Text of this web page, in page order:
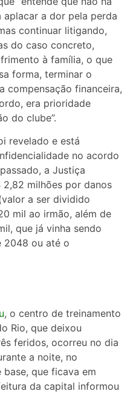
a dor pela perda
continuar litigando,
do caso concreto,
à família, o que
forma, terminar o
compensação financeira,
era prioridade
do clube”.
revelado e está
no acordo
a Justiça
milhões por danos
a ser dividido
mil ao irmão, além de
que já vinha sendo
2048 ou até o
, o centro de treinamento
Rio, que deixou
feridos, ocorreu no dia
a noite, no
que ficava em
da capital informou